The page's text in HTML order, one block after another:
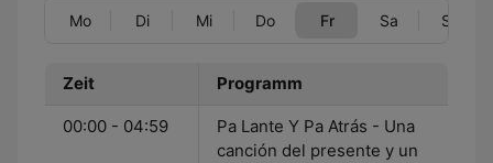
Mo Di Mi Do Fr Sa So
Zeit Programm
00:00 - 04:59
Pa Lante Y Pa Atrás - Una
canción del presente y un